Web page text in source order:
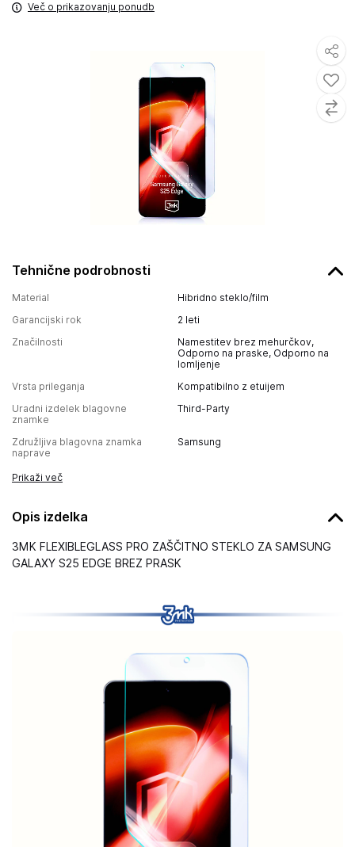
Tehnične podrobnosti
Material
Hibridno steklo/film
Garancijski rok
2 leti
Značilnosti
Namestitev brez mehurčkov,
Odporno na praske, Odporno na
lomljenje
Vrsta prileganja
Kompatibilno z etuijem
Uradni izdelek blagovne
znamke
Third-Party
Združljiva blagovna znamka
naprave
Samsung
Prikaži več
Opis izdelka
3MK FLEXIBLEGLASS PRO ZAŠČITNO STEKLO ZA SAMSUNG
GALAXY S25 EDGE BREZ PRASK
Več o prikazovanju ponudb